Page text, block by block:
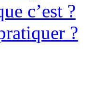
c’est ?
?